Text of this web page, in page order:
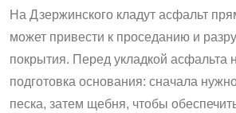
На Дзержинского кладут асфальт
может привести к проседанию и
покрытия. Перед укладкой асфальта
подготовка основания: сначала
песка, затем щебня, чтобы